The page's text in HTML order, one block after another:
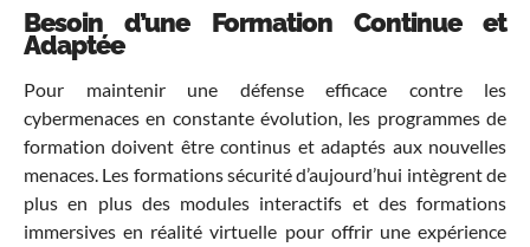
Besoin d’une Formation Continue et
Adaptée
Pour maintenir une défense efficace contre les
cybermenaces en constante évolution, les programmes de
formation doivent être continus et adaptés aux nouvelles
menaces. Les formations sécurité d’aujourd’hui intègrent de
plus en plus des modules interactifs et des formations
immersives en réalité virtuelle pour offrir une expérience